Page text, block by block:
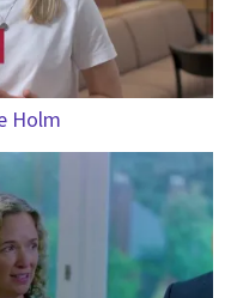
Holm